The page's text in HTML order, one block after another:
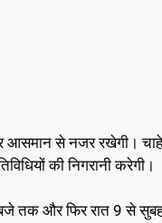
से नजर रखेगी। चाहे
की निगरानी करेगी।
तक और फिर रात 9 से